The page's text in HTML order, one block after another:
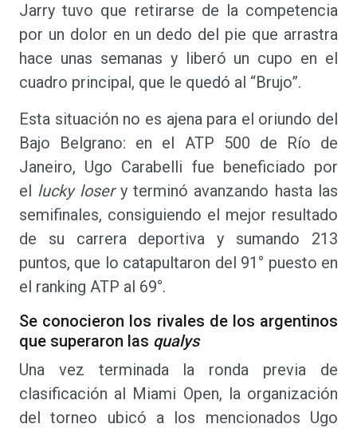
Jarry tuvo que retirarse de la competencia
por un dolor en un dedo del pie que arrastra
hace unas semanas y liberó un cupo en el
cuadro principal, que le quedó al “Brujo”.
Esta situación no es ajena para el oriundo del
Bajo Belgrano: en el ATP 500 de Río de
Janeiro, Ugo Carabelli fue beneficiado por
el lucky losery terminó avanzando hasta las
semifinales, consiguiendo el mejor resultado
de su carrera deportiva y sumando 213
puntos, que lo catapultaron del 91° puesto en
el ranking ATP al 69°.
Se conocieron los rivales de los argentinos
que superaron las qualys
Una vez terminada la ronda previa de
clasificación al Miami Open, la organización
del torneo ubicó a los mencionados Ugo